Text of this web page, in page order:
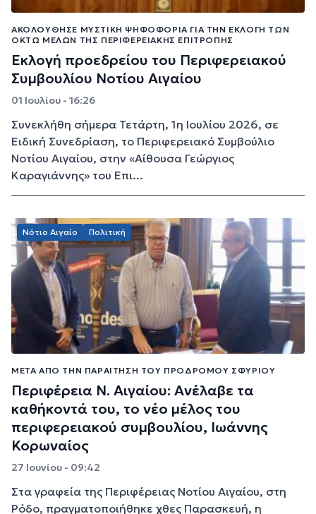
ΑΚΟΛΟΎΘΗΣΕ ΜΥΣΤΙΚΉ ΨΗΦΟΦΟΡΊΑ ΓΙΑ ΤΗΝ ΕΚΛΟΓΉ ΤΩΝ
ΟΚΤΏ ΜΕΛΏΝ ΤΗΣ ΠΕΡΙΦΕΡΕΙΑΚΉΣ ΕΠΙΤΡΟΠΉΣ
Εκλογή προεδρείου του Περιφερειακού
Συμβουλίου Νοτίου Αιγαίου
01 Ιουλίου - 16:26
Συνεκλήθη σήμερα Τετάρτη, 1η Ιουλίου 2026, σε
Ειδική Συνεδρίαση, το Περιφερειακό Συμβούλιο
Νοτίου Αιγαίου, στην «Αίθουσα Γεώργιος
Καραγιάννης» του Επι...
Νότιο Αιγαίο Πολιτική
ΜΕΤΆ ΑΠΌ ΤΗΝ ΠΑΡΑΊΤΗΣΗ ΤΟΥ ΠΡΌΔΡΟΜΟΥ ΣΦΥΡΊΟΥ
Περιφέρεια Ν. Αιγαίου: Ανέλαβε τα
καθήκοντά του, το νέο μέλος του
περιφερειακού συμβουλίου, Ιωάννης
Κορωναίος
27 Ιουνίου - 09:42
Στα γραφεία της Περιφέρειας Νοτίου Αιγαίου, στη
Ρόδο, πραγματοποιήθηκε χθες Παρασκευή, η